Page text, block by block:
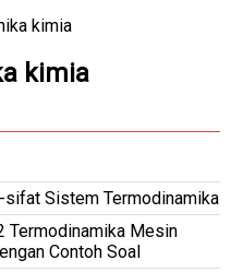
kimia
kimia
Sistem Termodinamika
Termodinamika Mesin
Contoh Soal